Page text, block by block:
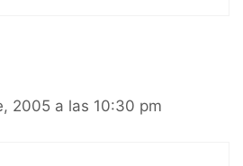
2005 a las 10:30 pm